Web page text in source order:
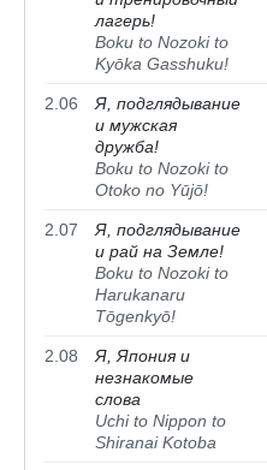
лагерь!
Boku to Nozoki to
Kyōka Gasshuku!
2.06
Я, подглядывание
и мужская
дружба!
Boku to Nozoki to
Otoko no Yūjō!
2.07
Я, подглядывание
и рай на Земле!
Boku to Nozoki to
Harukanaru
Tōgenkyō!
2.08
Я, Япония и
незнакомые
слова
Uchi to Nippon to
Shiranai Kotoba